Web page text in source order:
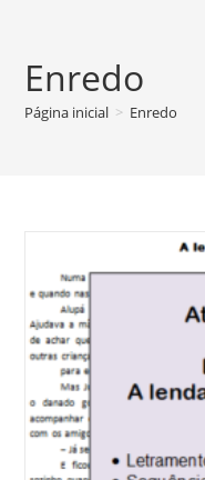
Enredo
Página inicial > Enredo